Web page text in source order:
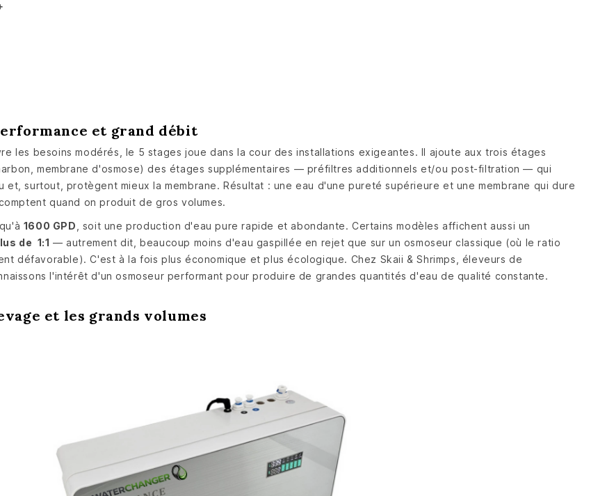
et grand débit
les besoins modérés, le 5 stages joue dans la cour des installations exigeantes. Il ajoute aux trois étages
membrane d'osmose) des étages supplémentaires — préfiltres additionnels et/ou post-filtration — qui
surtout, protègent mieux la membrane. Résultat : une eau d'une pureté supérieure et une membrane qui dure
quand on produit de gros volumes.
1600 GPD , soit une production d'eau pure rapide et abondante. Certains modèles affichent aussi un
de 1:1 — autrement dit, beaucoup moins d'eau gaspillée en rejet que sur un osmoseur classique (où le ratio
défavorable). C'est à la fois plus économique et plus écologique. Chez Skaii & Shrimps, éleveurs de
l'intérêt d'un osmoseur performant pour produire de grandes quantités d'eau de qualité constante.
et les grands volumes